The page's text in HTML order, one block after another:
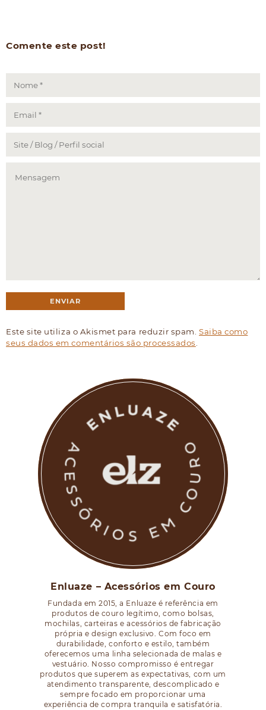
Comente este post!
Este site utiliza o Akismet para reduzir spam.Saiba como
seus dados em comentários são processados
Enluaze – Acessórios em Couro
Fundada em 2015, a Enluaze é referência em
produtos de couro legítimo, como bolsas,
mochilas, carteiras e acessórios de fabricação
própria e design exclusivo. Com foco em
durabilidade, conforto e estilo, também
oferecemos uma linha selecionada de malas e
vestuário. Nosso compromisso é entregar
produtos que superem as expectativas, com um
atendimento transparente, descomplicado e
sempre focado em proporcionar uma
experiência de compra tranquila e satisfatória.